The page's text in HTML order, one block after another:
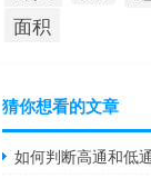
面积
猜你想看的文章
如何判断高通和低